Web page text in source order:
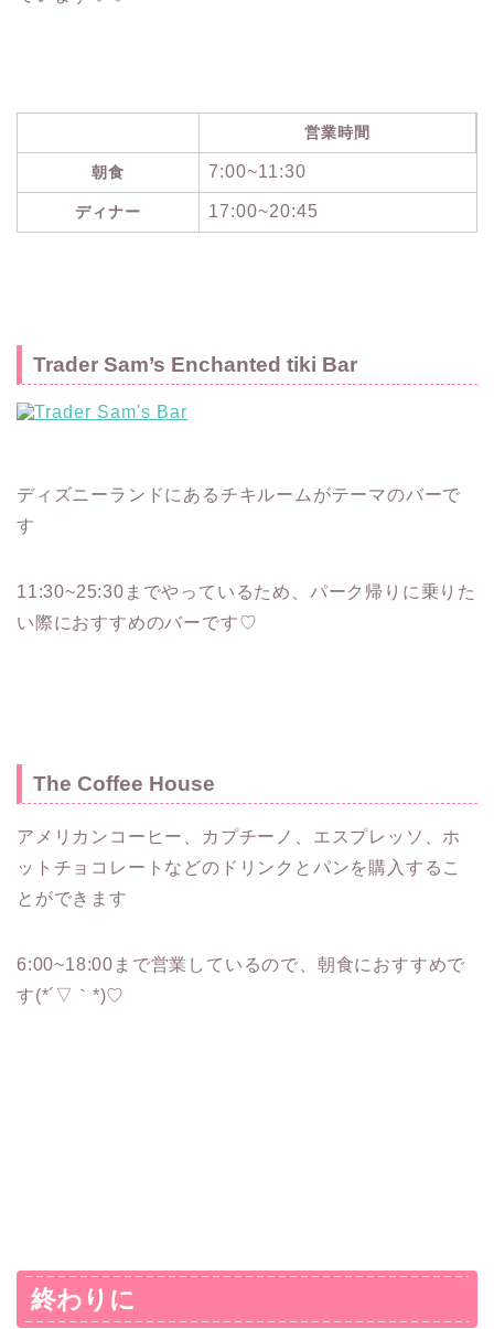
営業時間
朝食 7:00~11:30
ディナー 17:00~20:45
Trader Sam’s Enchanted tiki Bar
ディズニーランドにあるチキルームがテーマのバーで
す
11:30~25:30までやっているため、パーク帰りに乗りた
い際におすすめのバーです♡
The Coffee House
アメリカンコーヒー、カプチーノ、エスプレッソ、ホ
ットチョコレートなどのドリンクとパンを購入するこ
とができます
6:00~18:00まで営業しているので、朝食におすすめで
す(*´▽｀*)♡
終わりに